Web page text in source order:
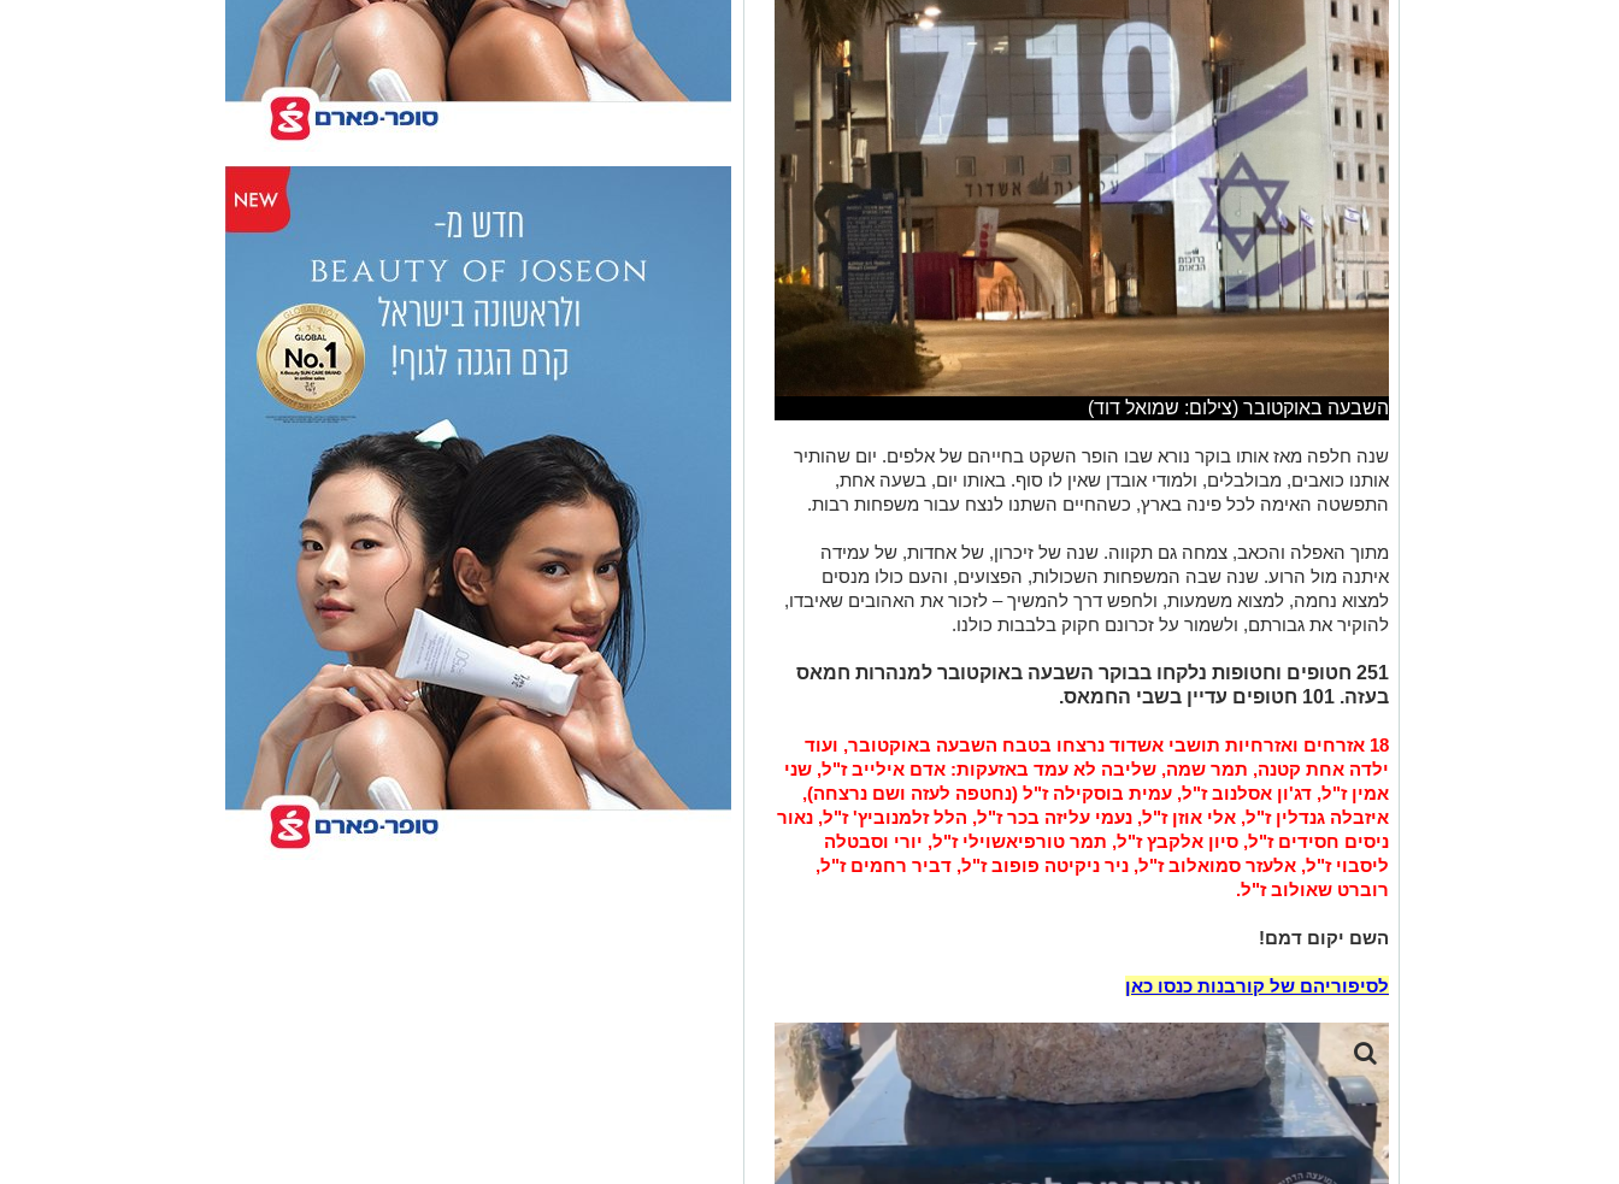
השבעה באוקטובר (צילום: שמואל דוד)
שנה חלפה מאז אותו בוקר נורא שבו הופר השקט בחייהם של אלפים. יום שהותיר
אותנו כואבים, מבולבלים, ולמודי אובדן שאין לו סוף. באותו יום, בשעה אחת,
התפשטה האימה לכל פינה בארץ, כשהחיים השתנו לנצח עבור משפחות רבות.
מתוך האפלה והכאב, צמחה גם תקווה. שנה של זיכרון, של אחדות, של עמידה
איתנה מול הרוע. שנה שבה המשפחות השכולות, הפצועים, והעם כולו מנסים
למצוא נחמה, למצוא משמעות, ולחפש דרך להמשיך – לזכור את האהובים שאיבדו,
להוקיר את גבורתם, ולשמור על זכרונם חקוק בלבבות כולנו.
251 חטופים וחטופות נלקחו בבוקר השבעה באוקטובר למנהרות חמאס
בעזה. 101 חטופים עדיין בשבי החמאס.
18 אזרחים ואזרחיות תושבי אשדוד נרצחו בטבח השבעה באוקטובר, ועוד
ילדה אחת קטנה, תמר שמה, שליבה לא עמד באזעקות: אדם אילייב ז"ל, שני
אמין ז"ל, דג'ון אסלנוב ז"ל, עמית בוסקילה ז"ל (נחטפה לעזה ושם נרצחה),
איזבלה גנדלין ז"ל, אלי אוזן ז"ל, נעמי עליזה בכר ז"ל, הלל זלמנוביץ' ז"ל, נאור
ניסים חסידים ז"ל, סיון אלקבץ ז"ל, תמר טורפיאשוילי ז"ל, יורי וסבטלה
ליסבוי ז"ל, אלעזר סמואלוב ז"ל, ניר ניקיטה פופוב ז"ל, דביר רחמים ז"ל,
רוברט שאולוב ז"ל.
השם יקום דמם!
לסיפוריהם של קורבנות כנסו כאן